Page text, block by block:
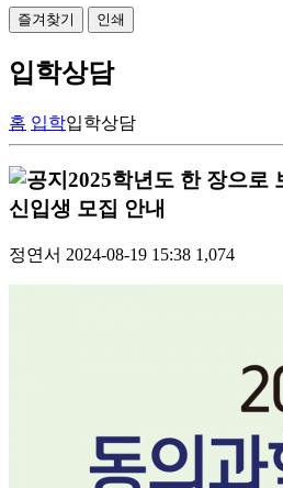
즐겨찾기 인쇄
입학상담
홈 입학입학상담
2025학년도 한 장으로
신입생 모집 안내
정연서 2024-08-19 15:38 1,074